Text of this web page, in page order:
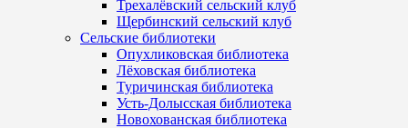
Трехалёвский сельский клуб
Щербинский сельский клуб
Сельские библиотеки
Опухликовская библиотека
Лёховская библиотека
Туричинская библиотека
Усть-Долысская библиотека
Новохованская библиотека